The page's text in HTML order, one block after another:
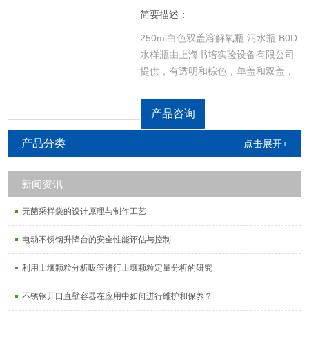
简要描述：
250ml白色双盖溶解氧瓶 污水瓶 B0D
水样瓶由上海书培实验设备有限公司
提供，有透明和棕色，单盖和双盖，
璃制成，常光状态时无需遮光。
产品咨询
产品分类 点击展开+
新闻资讯
无菌采样袋的设计原理与制作工艺
电动不锈钢升降台的安全性能评估与控制
利用土壤颗粒分析吸管进行土壤颗粒定量分析的研究
不锈钢开口直壁容器在应用中如何进行维护和保养？